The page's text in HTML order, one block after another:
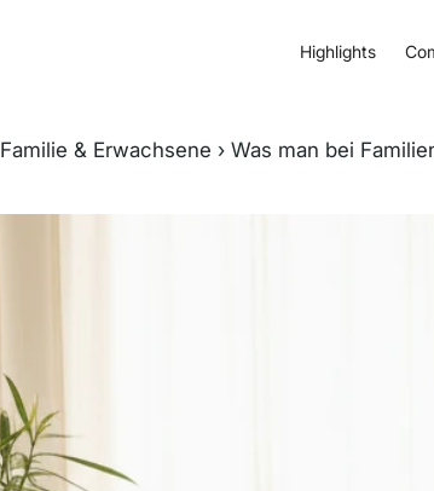
Highlights
Familie & Erwachsene › Was man bei